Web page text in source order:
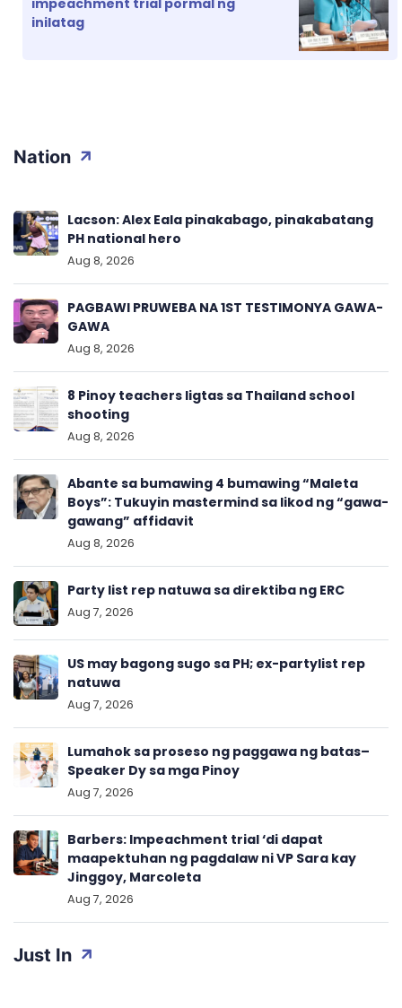
Just In
impeachment trial pormal ng
inilatag
Nation
Lacson: Alex Eala pinakabago, pinakabatang
PH national hero
Aug 8, 2026
PAGBAWI PRUWEBA NA 1ST TESTIMONYA GAWA-
GAWA
Aug 8, 2026
8 Pinoy teachers ligtas sa Thailand school
shooting
Aug 8, 2026
Abante sa bumawing 4 bumawing “Maleta
Boys”: Tukuyin mastermind sa likod ng “gawa-
gawang” affidavit
Aug 8, 2026
Party list rep natuwa sa direktiba ng ERC
Aug 7, 2026
US may bagong sugo sa PH; ex-partylist rep
natuwa
Aug 7, 2026
Lumahok sa proseso ng paggawa ng batas–
Speaker Dy sa mga Pinoy
Aug 7, 2026
Barbers: Impeachment trial ‘di dapat
maapektuhan ng pagdalaw ni VP Sara kay
Jinggoy, Marcoleta
Aug 7, 2026